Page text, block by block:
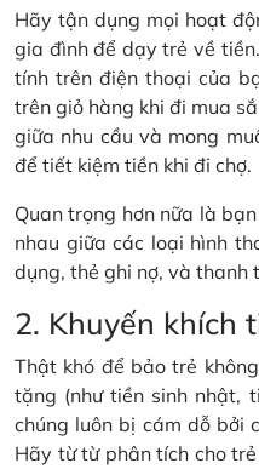
Hãy tận dụng mọi hoạt
gia đình để dạy trẻ về
tính trên điện thoại của
trên giỏ hàng khi đi mua
giữa nhu cầu và mong
để tiết kiệm tiền khi đi chợ.
Quan trọng hơn nữa là
nhau giữa các loại hình
dụng, thẻ ghi nợ, và thanh
2. Khuyến khích
Thật khó để bảo trẻ
tặng (như tiền sinh nhật,
chúng luôn bị cám dỗ bởi
Hãy từ từ phân tích cho